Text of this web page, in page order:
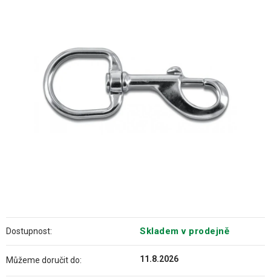
Dostupnost: Skladem v prodejně
Můžeme doručit do: 11.8.2026